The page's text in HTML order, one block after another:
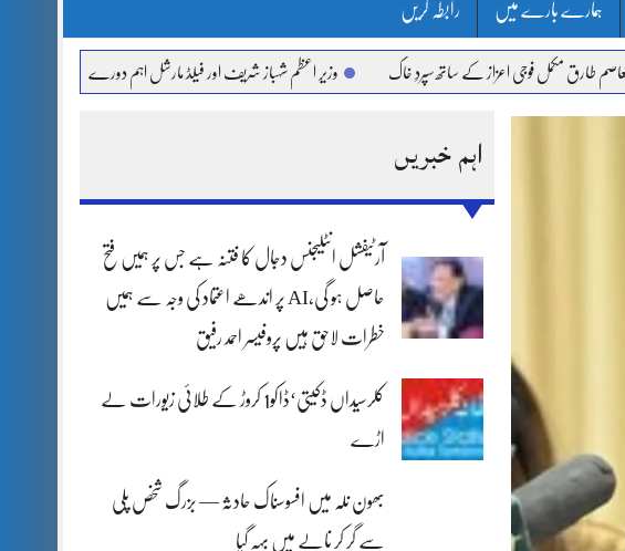
ہمارے بارے میں رابطہ کریں
مکمل فوجی اعزاز کے ساتھ سپردِ خاک وزیر اعظم شہباز شریف اور فیلڈ مارشل اہم دورے پر سعودی عرب روانہ
اہم خبریں
آرٹیفشل انٹلیجنس دجال کا فتنہ ہے جس پر ہمیں فتح
حاصل ہو گی،AI پر اندھے اعتماد کی وجہ سے ہمیں
خطرات لاحق ہیں پروفیسر احمد رفیق
کلرسیداں ڈکیتی‘ڈاکو1 کروڑ کے طلائی زیورات لے
اڑے
بھون نلہ میں افسوسناک حادثہ — بزرگ شخص پلی
سے گر کر نالے میں بہہ گیا